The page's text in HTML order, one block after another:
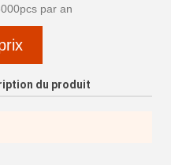
par an
du produit